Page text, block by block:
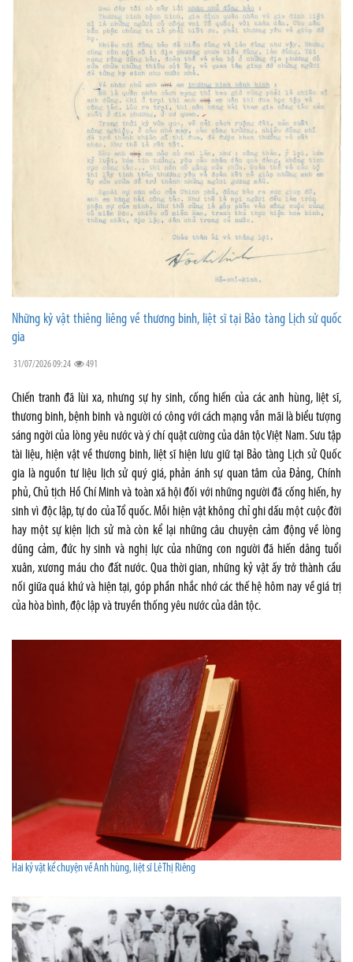
Những kỷ vật thiêng liêng về thương binh, liệt sĩ tại Bảo tàng Lịch sử quốc
gia
31/07/2026 09:24 491
Chiến tranh đã lùi xa, nhưng sự hy sinh, cống hiến của các anh hùng, liệt sĩ,
thương binh, bệnh binh và người có công với cách mạng vẫn mãi là biểu tượng
sáng ngời của lòng yêu nước và ý chí quật cường của dân tộc Việt Nam. Sưu tập
tài liệu, hiện vật về thương binh, liệt sĩ hiện lưu giữ tại Bảo tàng Lịch sử Quốc
gia là nguồn tư liệu lịch sử quý giá, phản ánh sự quan tâm của Đảng, Chính
phủ, Chủ tịch Hồ Chí Minh và toàn xã hội đối với những người đã cống hiến, hy
sinh vì độc lập, tự do của Tổ quốc. Mỗi hiện vật không chỉ ghi dấu một cuộc đời
hay một sự kiện lịch sử mà còn kể lại những câu chuyện cảm động về lòng
dũng cảm, đức hy sinh và nghị lực của những con người đã hiến dâng tuổi
xuân, xương máu cho đất nước. Qua thời gian, những kỷ vật ấy trở thành cầu
nối giữa quá khứ và hiện tại, góp phần nhắc nhớ các thế hệ hôm nay về giá trị
của hòa bình, độc lập và truyền thống yêu nước của dân tộc.
Hai kỷ vật kể chuyện về Anh hùng, liệt sĩ Lê Thị Riêng